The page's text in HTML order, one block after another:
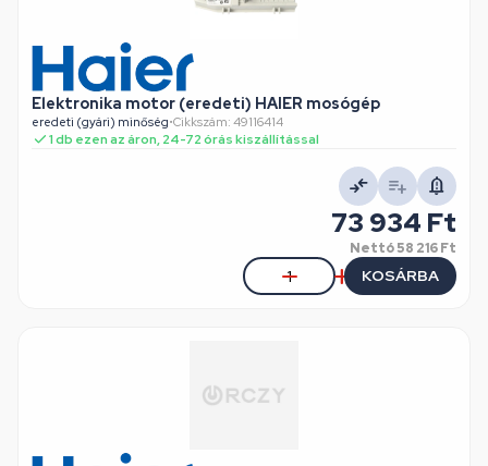
Elektronika motor (eredeti) HAIER mosógép
eredeti (gyári) minőség•Cikkszám: 49116414
1 db ezen az áron, 24-72 órás kiszállítással
73 934 Ft
Nettó58 216 Ft
KOSÁRBA